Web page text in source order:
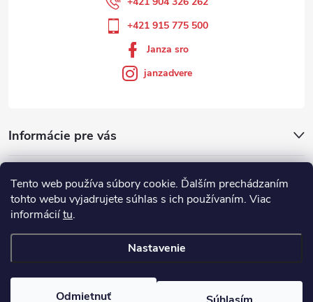
Tento web používa súbory cookie. Ďalším prechádzaním
tohto webu vyjadrujete súhlas s ich používaním. Viac
informáciítu.
Nastavenie
Odmietnuť
Informácie pre vás
+421 915 775 500
Janza sro
janzadvere
Showroom
. Všetky práva vyhradené.